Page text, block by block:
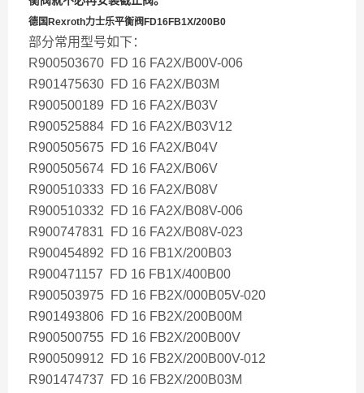
德国Rexroth力士乐平衡阀FD16FB1X/200B0
部分常用型号如下：
R900503670 FD 16 FA2X/B00V-006
R901475630 FD 16 FA2X/B03M
R900500189 FD 16 FA2X/B03V
R900525884 FD 16 FA2X/B03V12
R900505675 FD 16 FA2X/B04V
R900505674 FD 16 FA2X/B06V
R900510333 FD 16 FA2X/B08V
R900510332 FD 16 FA2X/B08V-006
R900747831 FD 16 FA2X/B08V-023
R900454892 FD 16 FB1X/200B03
R900471157 FD 16 FB1X/400B00
R900503975 FD 16 FB2X/000B05V-020
R901493806 FD 16 FB2X/200B00M
R900500755 FD 16 FB2X/200B00V
R900509912 FD 16 FB2X/200B00V-012
R901474737 FD 16 FB2X/200B03M